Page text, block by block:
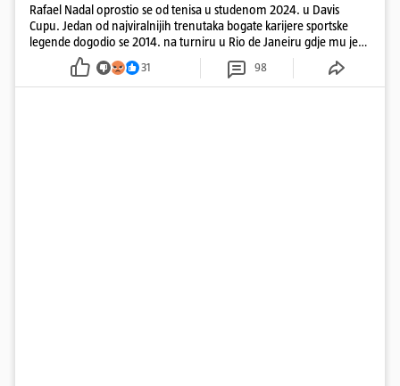
Rafael Nadal oprostio se od tenisa u studenom 2024. u Davis
Cupu. Jedan od najviralnijih trenutaka bogate karijere sportske
legende dogodio se 2014. na turniru u Rio de Janeiru gdje mu je
pažnju odvlačila ljepotica iza klupe
31 98